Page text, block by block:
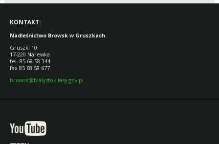
KONTAKT:
Nadleśnictwo Browsk w Gruszkach
Gruszki 10
17-220 Narewka
tel. 85 68 58 344
fax 85 68 58 677
browsk@bialystok.lasy.gov.pl